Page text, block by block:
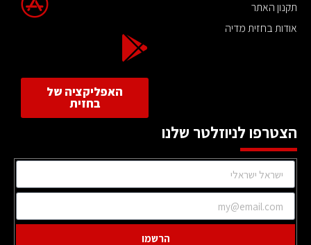
תקנון האתר
אודות בחזית מדיה
האפליקציה של
בחזית
הצטרפו לניוזלטר שלנו
הרשמו